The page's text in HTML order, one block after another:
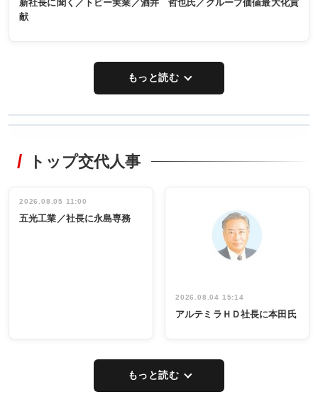
新社長に聞く／トピー実業／酒井 哲也氏／グループ価値最大化貢
献
もっと読む
非鉄業界で
インタビュ
ー／社内ア
タックトレー
祝う 業界関
係者ら220人
出席
トップ交代人事
2026.08.05 11:00
五光工業／社長に永島専務
2026.08.04 15:14
アルテミラＨＤ社長に本田氏
もっと読む